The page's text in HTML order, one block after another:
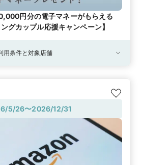
円分の電子マネーがもらえる
グカップル応援キャンペーン】
用条件と対象店舗
5/26〜2026/12/31